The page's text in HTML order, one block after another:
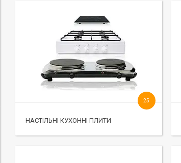
НАСТІЛЬНІ КУХОННІ ПЛИТИ
25